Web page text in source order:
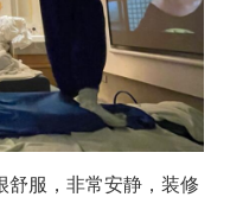
舒服，非常安静，装修